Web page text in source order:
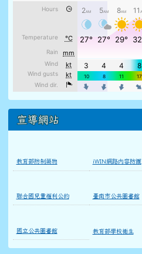
宣導網站
教育部防制藥物 iWIN網路內容防護
聯合國兒童權利公約 臺南市公共圖書館
國立公共圖書館 教育部學校衛生